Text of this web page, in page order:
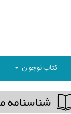
كتاب نوجوان